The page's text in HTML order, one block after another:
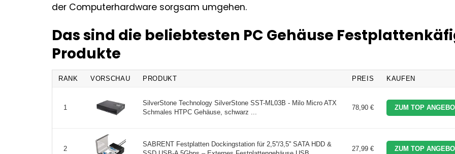
der Computerhardware sorgsam umgehen.
Das sind die beliebtesten PC Gehäuse
Produkte
RANK VORSCHAU PRODUKT PREIS KAUFEN
1
SilverStone Technology SilverStone SST-ML03B - Milo Micro ATX
Schmales HTPC Gehäuse, schwarz ...
78,90 € ZUM TOP
2
SABRENT Festplatten Dockingstation für 2,5''/3,5'' SATA HDD &
27,99 € ZUM TOP